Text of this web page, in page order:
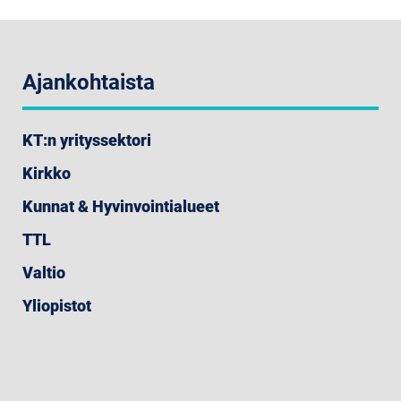
Ajankohtaista
KT:n yrityssektori
Kirkko
Kunnat & Hyvinvointialueet
TTL
Valtio
Yliopistot